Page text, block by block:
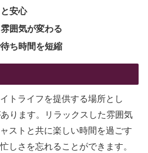
安心
囲気が変わる
ち時間を短縮
トライフを提供する場所とし
ります。リラックスした雰囲気
ストと共に楽しい時間を過ごす
しさを忘れることができます。